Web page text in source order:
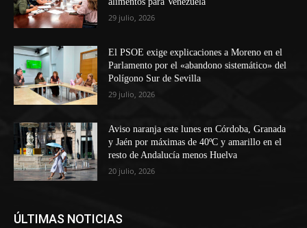
29 julio, 2026
El PSOE exige explicaciones a Moreno en el
Parlamento por el «abandono sistemático» del
Polígono Sur de Sevilla
29 julio, 2026
Aviso naranja este lunes en Córdoba, Granada
y Jaén por máximas de 40ºC y amarillo en el
resto de Andalucía menos Huelva
20 julio, 2026
ÚLTIMAS NOTICIAS